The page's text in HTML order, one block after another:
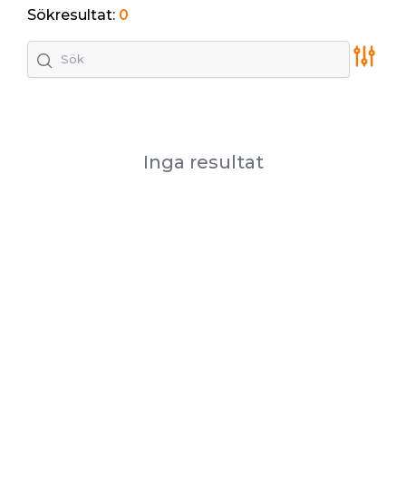
Sökresultat: 0
Inga resultat